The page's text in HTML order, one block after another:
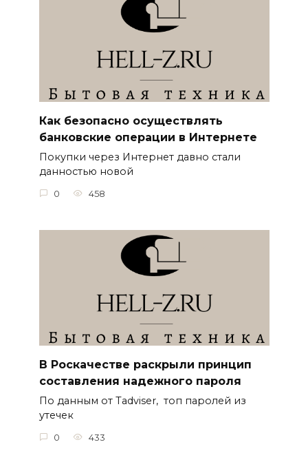
Как безопасно осуществлять
банковские операции в Интернете
Покупки через Интернет давно стали
данностью новой
0 458
В Роскачестве раскрыли принцип
составления надежного пароля
По данным от Tadviser, топ паролей из
утечек
0 433